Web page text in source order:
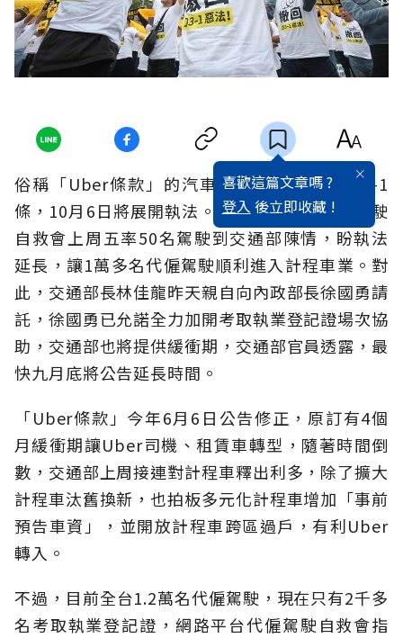
喜歡這篇文章嗎 ?
登入 後立即收藏 !
俗稱「Uber條款」的汽車運輸業管理規則103-1
條，10月6日將展開執法。網路叫車平台代僱駕駛
自救會上周五率50名駕駛到交通部陳情，盼執法
延長，讓1萬多名代僱駕駛順利進入計程車業。對
此，交通部長林佳龍昨天親自向內政部長徐國勇請
託，徐國勇已允諾全力加開考取執業登記證場次協
助，交通部也將提供緩衝期，交通部官員透露，最
快九月底將公告延長時間。
「Uber條款」今年6月6日公告修正，原訂有4個
月緩衝期讓Uber司機、租賃車轉型，隨著時間倒
數，交通部上周接連對計程車釋出利多，除了擴大
計程車汰舊換新，也拍板多元化計程車增加「事前
預告車資」，並開放計程車跨區過戶，有利Uber
轉入。
不過，目前全台1.2萬名代僱駕駛，現在只有2千多
名考取執業登記證，網路平台代僱駕駛自救會指